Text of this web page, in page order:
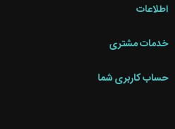
اطلاعات
خدمات مشتری
حساب کاربری شما